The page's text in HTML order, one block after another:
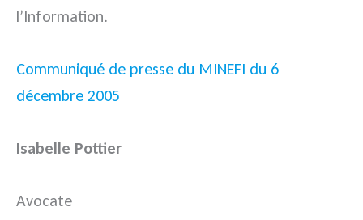
l’Information.
Communiqué de presse du MINEFI du 6
décembre 2005
Isabelle Pottier
Avocate